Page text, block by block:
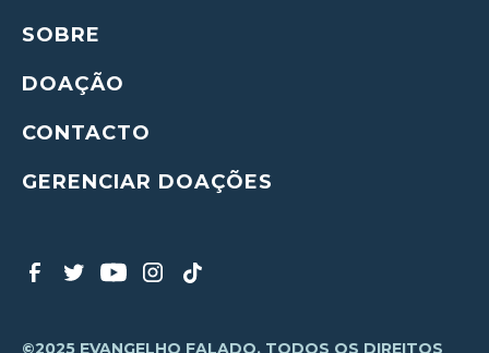
SOBRE
DOAÇÃO
CONTACTO
GERENCIAR DOAÇÕES
©2025 EVANGELHO FALADO, TODOS OS DIREITOS